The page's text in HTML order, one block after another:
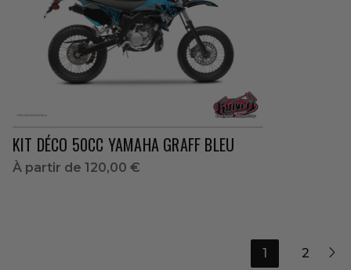
KIT DÉCO 50CC YAMAHA GRAFF BLEU
À partir de 120,00 €
1 2 